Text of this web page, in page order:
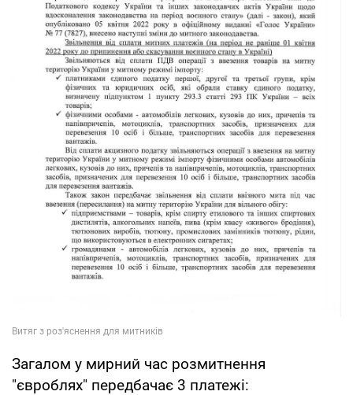
Загалом у мирний час розмитнення
"євроблях" передбачає 3 платежі: